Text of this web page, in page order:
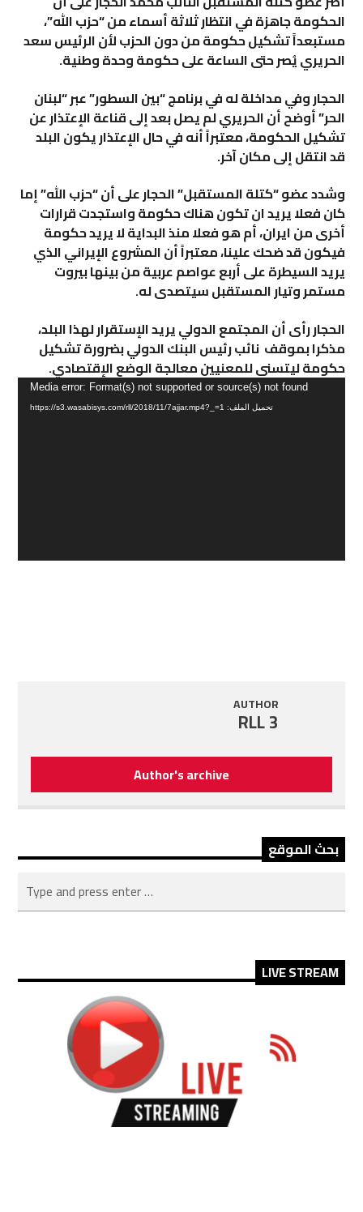
RSS FEED
SHARE
LINK
الحكومة جاهزة في انتظار ثلاثة أسماء من “حزب الله”،
مستبعداً تشكيل حكومة من دون الحزب لأن الرئيس سعد
الحريري يُصر حتى الساعة على حكومة وحدة وطنية.
الحجار وفي مداخلة له في برنامج “بين السطور” عبر “لبنان
الحر” أوضح أن الحريري لم يصل بعد إلى قناعة الإعتذار عن
تشكيل الحكومة، معتبراً أنه في حال الإعتذار يكون البلد
قد انتقل إلى مكان آخر.
وشدد عضو “كتلة المستقبل” الحجار على أن “حزب الله” إما
كان فعلا يريد ان تكون هناك حكومة واستجدت قرارات
أخرى من ايران، أم هو فعلا منذ البداية لا يريد حكومة
فيكون قد ضحك علينا، معتبراً أن المشروع الإيراني الذي
يريد السيطرة على أربع عواصم عربية من بينها بيروت
مستمر وتيار المستقبل سيتصدى له.
الحجار رأى أن المجتمع الدولي يريد الإستقرار لهذا البلد،
مذكرا بموقف نائب رئيس البنك الدولي بضرورة تشكيل
حكومة ليتسنى للمعنيين معالجة الوضع الإقتصادي.
Media error: Format(s) not supported or source(s) not found
تحميل الملف: https://s3.wasabisys.com/rll/2018/11/7ajjar.mp4?_=1
AUTHOR
RLL 3
Author's archive
بحث الموقع
LIVE STREAM